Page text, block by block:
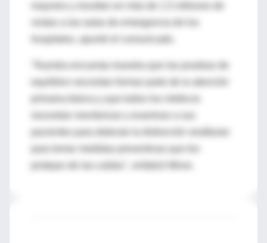
mayores y resultan en más de 1.5 millones de
visitas a las salas de emergencia de los
hospitales, apuntó el comunicado.
equilibrio necesitan formar parte de la atención